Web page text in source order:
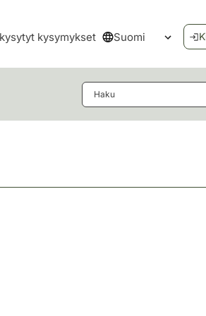
kysymykset Suomi
Avaa